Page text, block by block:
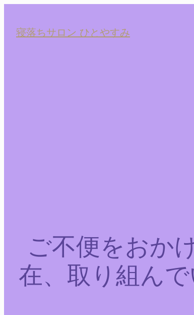
寝落ちサロン ひとやすみ
ご不便をおか
在、取り組ん